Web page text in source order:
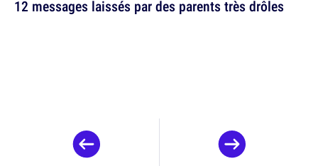
12 messages laissés par des parents très drôles